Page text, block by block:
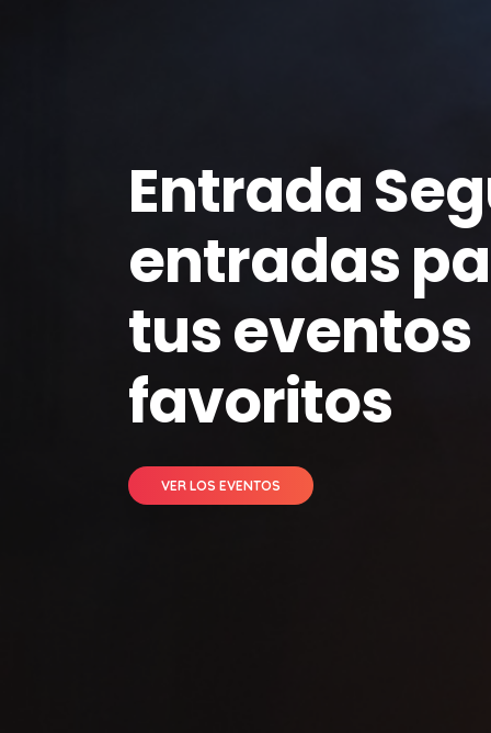
Entrada
entradas
tus eventos
favoritos
VER LOS EVENTOS